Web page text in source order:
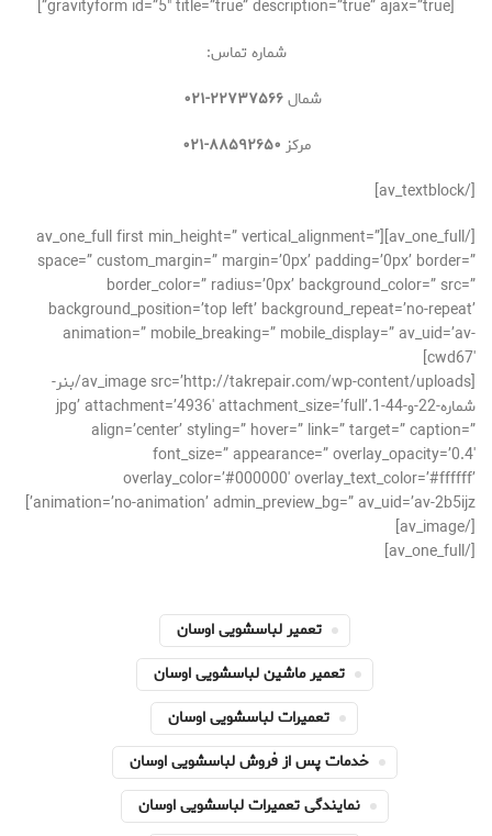
[gravityform id=”5″ title=”true” description=”true” ajax=”true”]
شماره تماس:
شمال۲۲۷۳۷۵۶۶-۰۲۱
مرکز
[/av_textblock]
[/av_one_full][av_one_full first min_height=” vertical_alignment=”
space=” custom_margin=” margin=’0px’ padding=’0px’ border=”
border_color=” radius=’0px’ background_color=” src=”
background_position=’top left’ background_repeat=’no-repeat’
animation=” mobile_breaking=” mobile_display=” av_uid=’av-
cwd67′]
[av_image src=’http://takrepair.com/wp-content/uploads/بنر-
شماره-22-و-44-1.jpg’ attachment=’4936′ attachment_size=’full’
align=’center’ styling=” hover=” link=” target=” caption=”
font_size=” appearance=” overlay_opacity=’0.4′
overlay_color=’#000000′ overlay_text_color=’#ffffff’
animation=’no-animation’ admin_preview_bg=” av_uid=’av-2b5ijz’]
[/av_image]
[/av_one_full]
تعمیر لباسشویی اوسان
تعمیر ماشین لباسشویی اوسان
تعمیرات لباسشویی اوسان
خدمات پس از فروش لباسشویی اوسان
نمایندگی تعمیرات لباسشویی اوسان